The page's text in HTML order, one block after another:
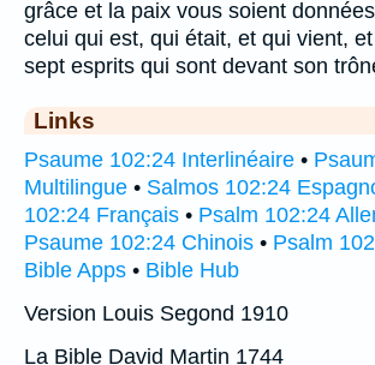
grâce et la paix vous soient
celui qui est, qui était, et qui vient,
sept esprits qui sont devant son
Links
Psaume 102:24 Interlinéaire •
Multilingue • Salmos 102:24
102:24 Français • Psalm 102:24
Psaume 102:24 Chinois • Psalm
Bible Apps • Bible Hub
Version Louis Segond 1910
La Bible David Martin 1744